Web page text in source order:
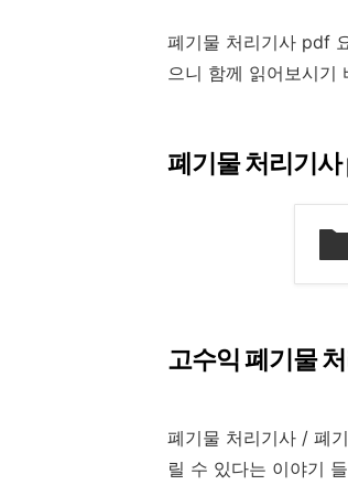
폐기물 처리기사 pdf
으니 함께 읽어보시기
폐기물 처리기
고수익 폐기물
폐기물 처리기사 / 폐
릴 수 있다는 이야기